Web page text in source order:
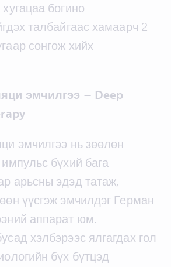
богино
талбайгаас хамаарч 2
сонгож хийх
эмчилгээ – Deep
эмчилгээ нь зөөлөн
бүхий бага
арьсны эдэд татаж,
үүсгэж эмчилдэг Герман
аппарат юм.
хэлбэрээс ялгагдах гол
бүх бүтцэд